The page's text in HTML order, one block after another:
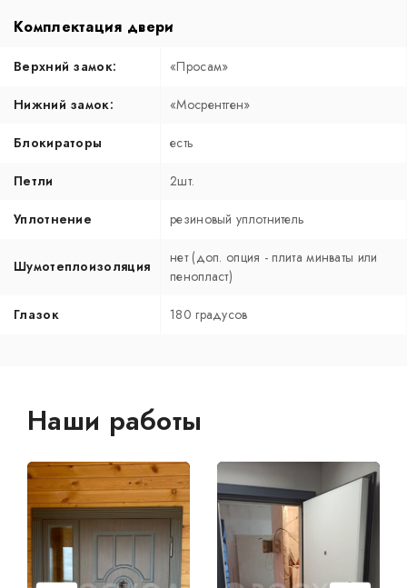
Комплектация двери
Верхний замок: «Просам»
Нижний замок: «Мосрентген»
Блокираторы есть
Петли 2шт.
Уплотнение резиновый уплотнитель
Шумотеплоизоляция
нет (доп. опция - плита минваты или
пенопласт)
Глазок 180 градусов
Наши работы